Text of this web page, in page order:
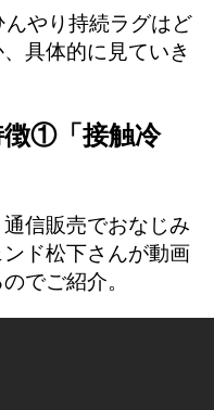
やり持続ラグはど
具体的に見ていき
徴①「接触冷
信販売でおなじみ
ド松下さんが動画
でご紹介。